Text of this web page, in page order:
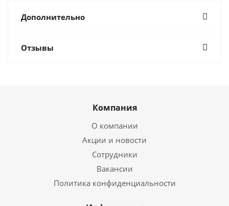
Дополнительно
Отзывы
Компания
О компании
Акции и новости
Сотрудники
Вакансии
Политика конфиденциальности